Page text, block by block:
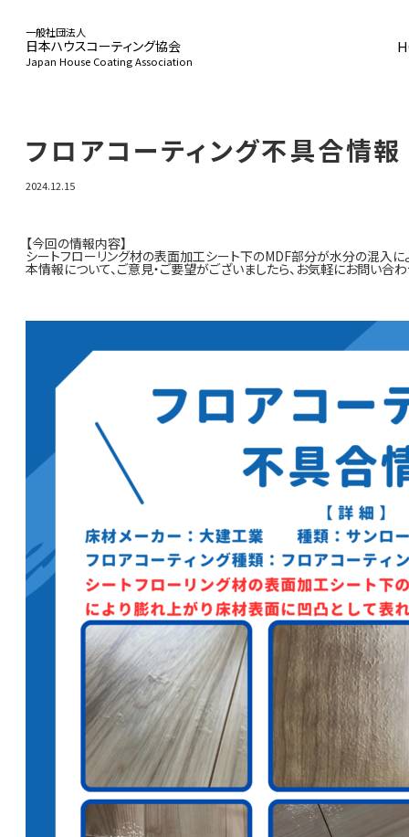
一般社団法人
日本ハウスコーティング協会
Japan House Coating Association
加盟店一覧
フロアコーティング不具合情報
2024.12.15
【今回の情報内容】
シートフローリング材の表面加工シート下のMDF部分が水分の混入
本情報について、ご意見・ご要望がございましたら、お気軽にお問い合わ